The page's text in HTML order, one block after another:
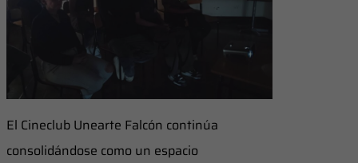
El Cineclub Unearte Falcón continúa
consolidándose como un espacio